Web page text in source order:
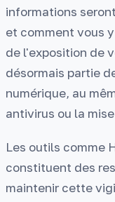
informations
et comment vous
de l'exposition de
désormais partie
numérique, au
antivirus ou la
Les outils comme
constituent des
maintenir cette